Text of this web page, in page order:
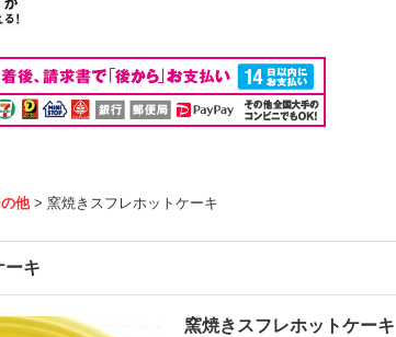
他 > 窯焼きスフレホットケーキ
ーキ
窯焼きスフレホットケーキ